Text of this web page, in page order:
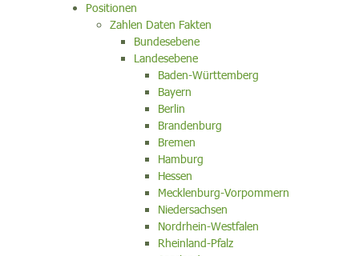
Positionen
Zahlen Daten Fakten
Bundesebene
Landesebene
Baden-Württemberg
Bayern
Berlin
Brandenburg
Bremen
Hamburg
Hessen
Mecklenburg-Vorpommern
Niedersachsen
Nordrhein-Westfalen
Rheinland-Pfalz